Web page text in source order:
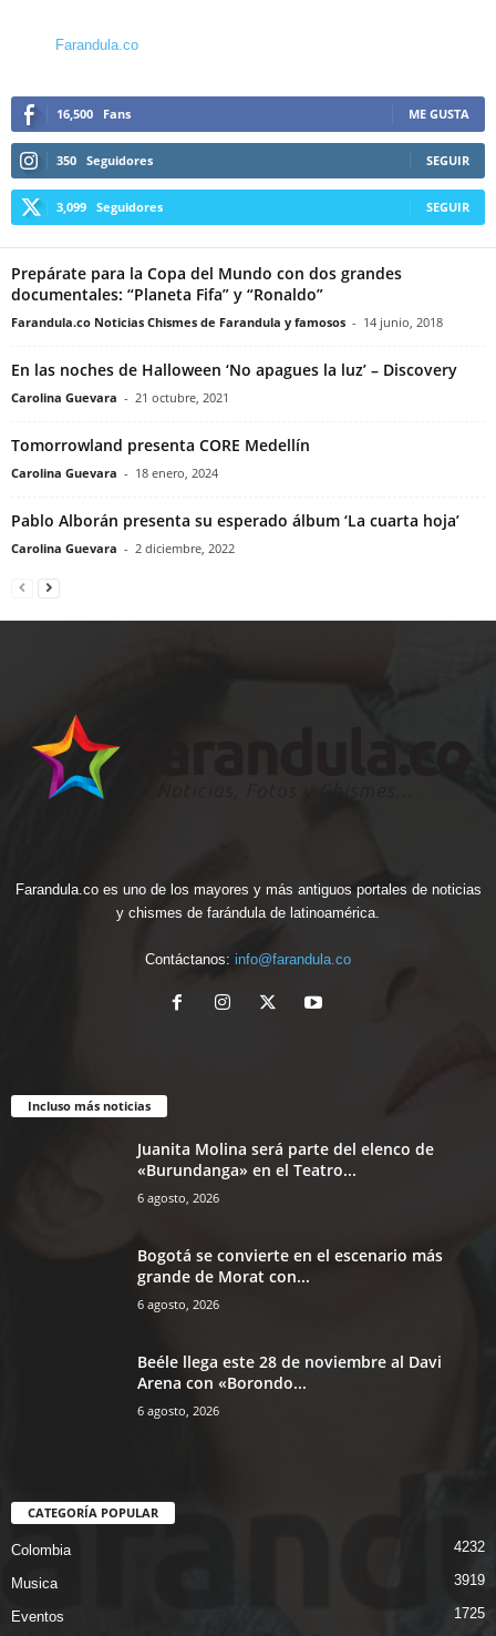
Farandula.co
16,500 Fans ME GUSTA
350 Seguidores SEGUIR
3,099 Seguidores SEGUIR
Prepárate para la Copa del Mundo con dos grandes
documentales: “Planeta Fifa” y “Ronaldo”
Farandula.co Noticias Chismes de Farandula y famosos - 14 junio, 2018
En las noches de Halloween ‘No apagues la luz’ – Discovery
Carolina Guevara - 21 octubre, 2021
Tomorrowland presenta CORE Medellín
Carolina Guevara - 18 enero, 2024
Pablo Alborán presenta su esperado álbum ‘La cuarta hoja’
Carolina Guevara - 2 diciembre, 2022
Farandula.co es uno de los mayores y más antiguos portales de noticias
y chismes de farándula de latinoamérica.
Contáctanos: info@farandula.co
Incluso más noticias
Juanita Molina será parte del elenco de
«Burundanga» en el Teatro...
6 agosto, 2026
Bogotá se convierte en el escenario más
grande de Morat con...
6 agosto, 2026
Beéle llega este 28 de noviembre al Davi
Arena con «Borondo...
6 agosto, 2026
CATEGORÍA POPULAR
Colombia 4232
Musica 3919
Eventos 1725